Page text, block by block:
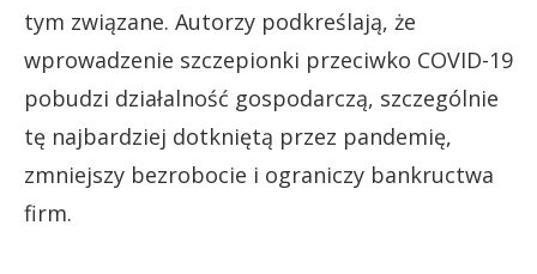
tym związane. Autorzy podkreślają, że
wprowadzenie szczepionki przeciwko COVID-19
pobudzi działalność gospodarczą, szczególnie
tę najbardziej dotkniętą przez pandemię,
zmniejszy bezrobocie i ograniczy bankructwa
firm.